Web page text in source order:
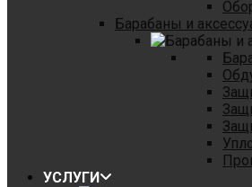
Барабаны и
УСЛУГИ